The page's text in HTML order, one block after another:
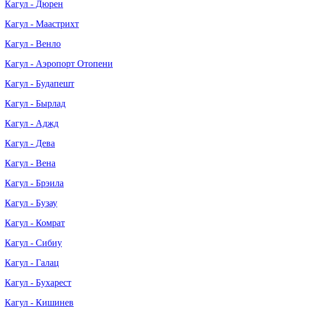
Кагул - Дюрен
Кагул - Маастрихт
Кагул - Венло
Кагул - Аэропорт Отопени
Кагул - Будапешт
Кагул - Бырлад
Кагул - Аджд
Кагул - Дева
Кагул - Вена
Кагул - Брэила
Кагул - Бузау
Кагул - Комрат
Кагул - Сибиу
Кагул - Галац
Кагул - Бухарест
Кагул - Кишинев